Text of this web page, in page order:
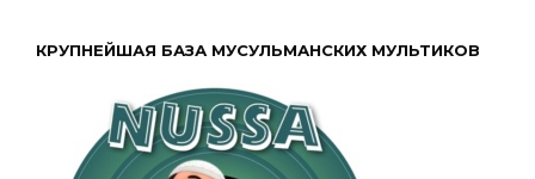
КРУПНЕЙШАЯ БАЗА МУСУЛЬМАНСКИХ МУЛЬТИКОВ